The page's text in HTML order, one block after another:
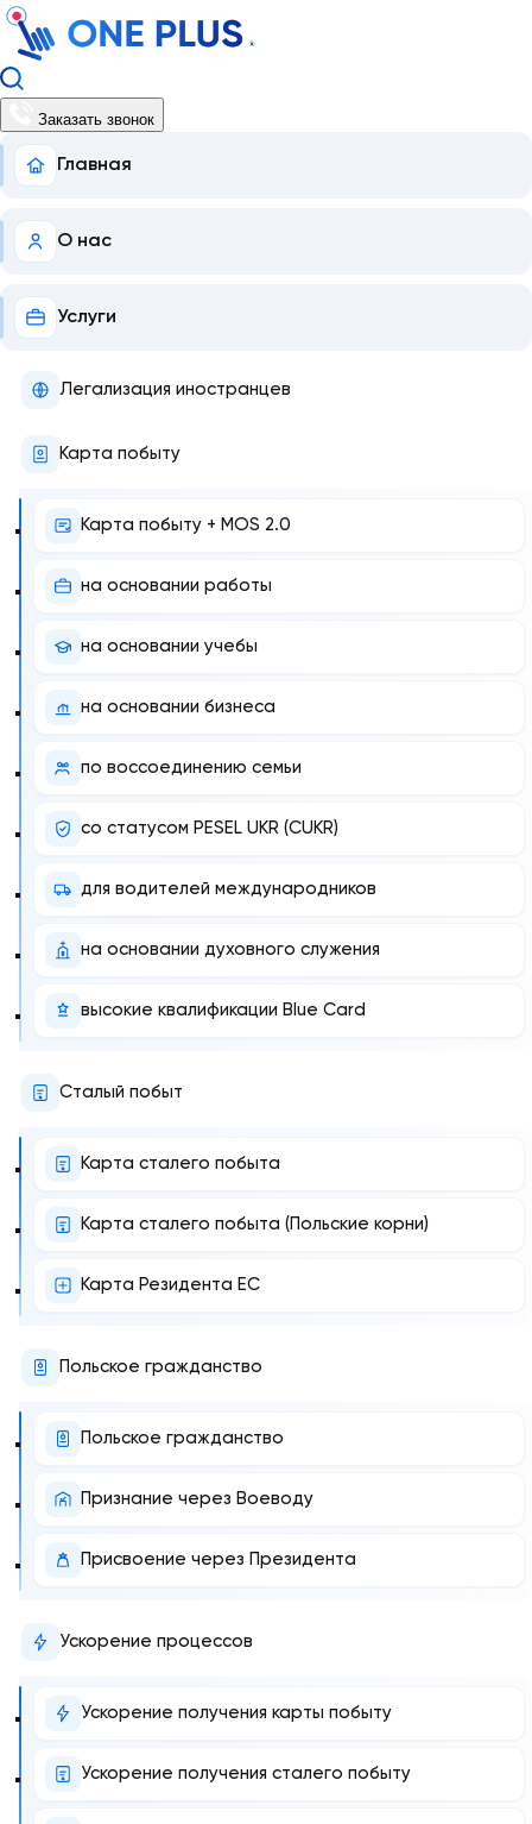
Заказать звонок
Главная
О нас
Услуги
Легализация иностранцев
Карта побыту
Карта побыту + MOS 2.0
на основании работы
на основании учебы
на основании бизнеса
по воссоединению семьи
со статусом PESEL UKR (CUKR)
для водителей международников
на основании духовного служения
высокие квалификации Blue Card
Сталый побыт
Карта сталего побыта
Карта сталего побыта (Польские корни)
Карта Резидента ЕС
Польское гражданство
Польское гражданство
Признание через Воеводу
Присвоение через Президента
Ускорение процессов
Ускорение получения карты побыту
Ускорение получения сталего побыту